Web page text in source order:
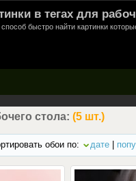
в тегах для
быстро найти картинки
стола: (5 шт.)
обои по: дате